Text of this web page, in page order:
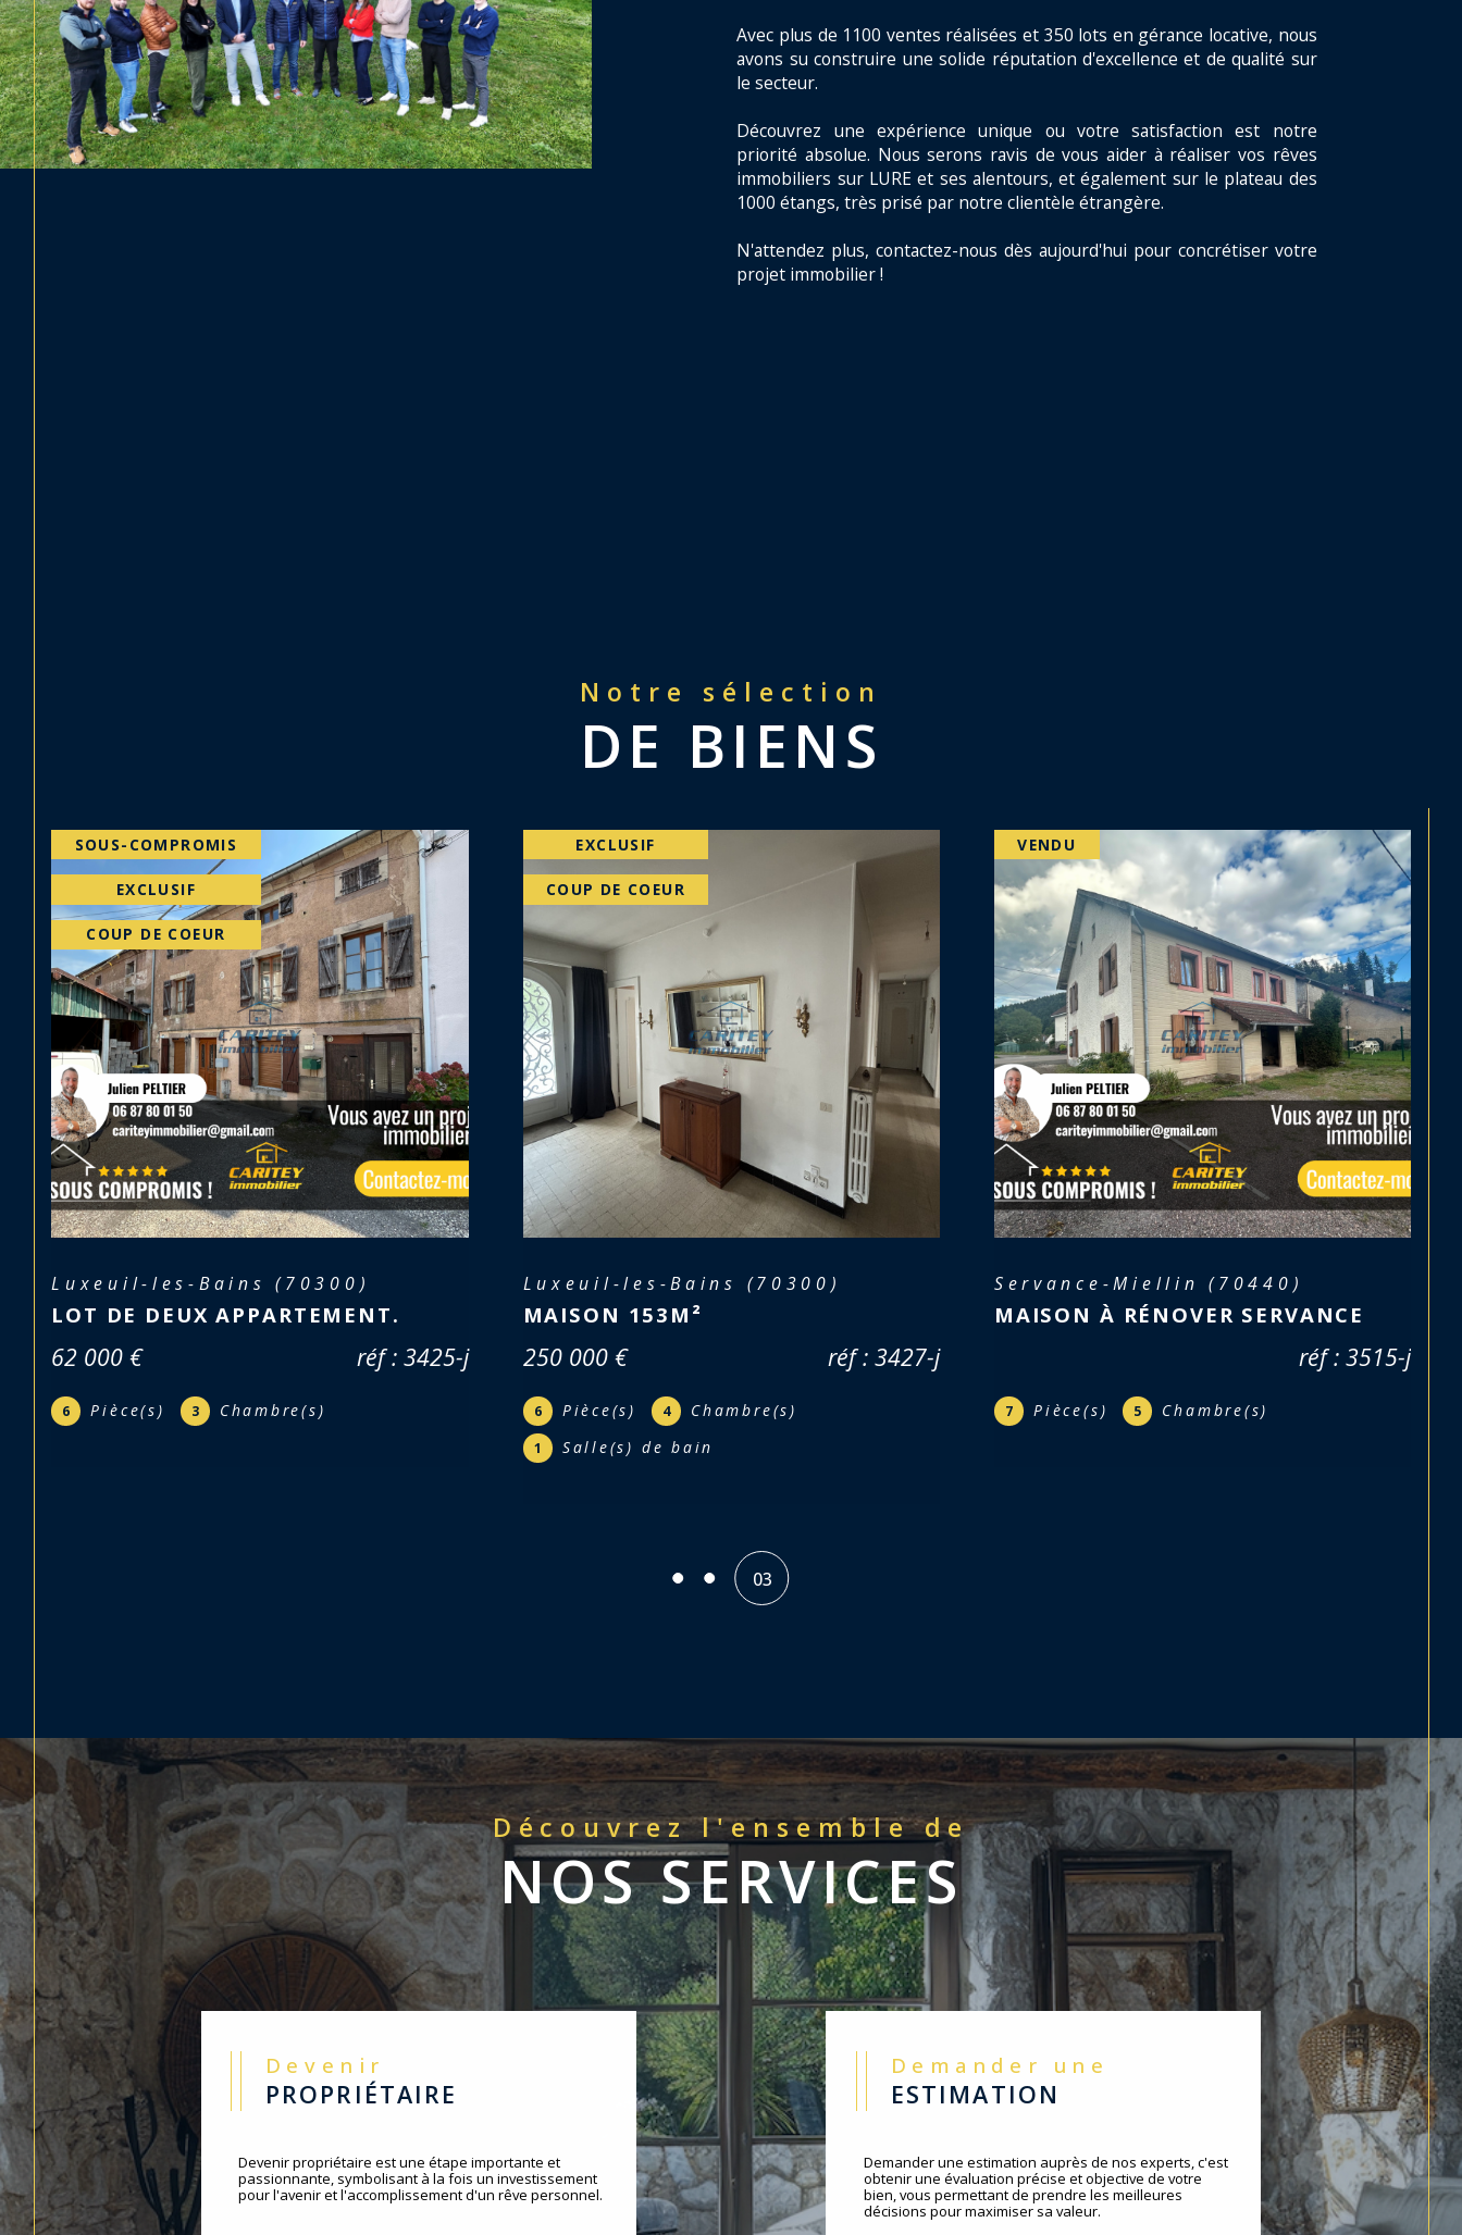
Avec plus de 1100 ventes réalisées et 350 lots en gérance locative, nous
avons su construire une solide réputation d'excellence et de qualité sur
le secteur.
Découvrez une expérience unique ou votre satisfaction est notre
priorité absolue. Nous serons ravis de vous aider à réaliser vos rêves
immobiliers sur LURE et ses alentours, et également sur le plateau des
1000 étangs, très prisé par notre clientèle étrangère.
N'attendez plus, contactez-nous dès aujourd'hui pour concrétiser votre
projet immobilier !
Notre sélection
DE BIENS
SOUS-COMPROMIS
EXCLUSIF
COUP DE COEUR
Luxeuil-les-Bains (70300)
LOT DE DEUX APPARTEMENT.
62 000 € réf : 3425-j
6 Pièce(s) 3 Chambre(s)
EXCLUSIF
COUP DE COEUR
Luxeuil-les-Bains (70300)
MAISON 153M²
250 000 € réf : 3427-j
6 Pièce(s) 4 Chambre(s)
1 Salle(s) de bain
VENDU
Servance-Miellin (70440)
MAISON À RÉNOVER SERVANCE
réf : 3515-j
7 Pièce(s) 5 Chambre(s)
01
Découvrez l'ensemble de
NOS SERVICES
Devenir
PROPRIÉTAIRE
Devenir propriétaire est une étape importante et
passionnante, symbolisant à la fois un investissement
pour l'avenir et l'accomplissement d'un rêve personnel.
Demander une
ESTIMATION
Demander une estimation auprès de nos experts, c'est
obtenir une évaluation précise et objective de votre
bien, vous permettant de prendre les meilleures
décisions pour maximiser sa valeur.